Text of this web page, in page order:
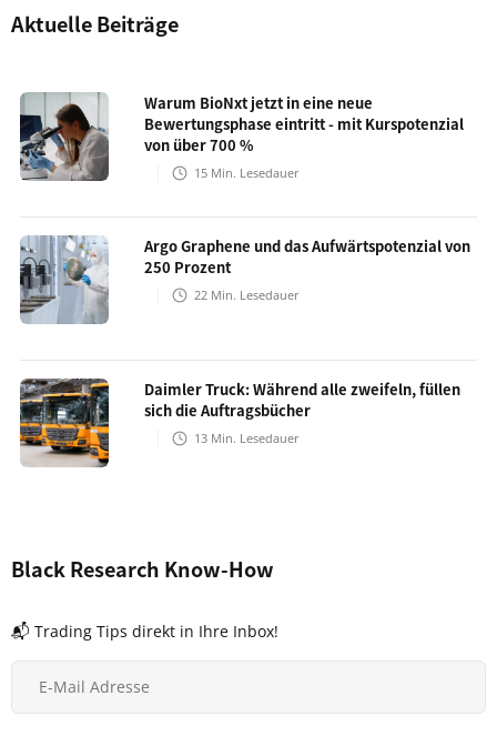
Aktuelle Beiträge
Warum BioNxt jetzt in eine neue
Bewertungsphase eintritt - mit Kurspotenzial
von über 700 %
15 Min. Lesedauer
Argo Graphene und das Aufwärtspotenzial von
250 Prozent
22 Min. Lesedauer
Daimler Truck: Während alle zweifeln, füllen
sich die Auftragsbücher
13 Min. Lesedauer
Black Research Know-How
📬 Trading Tips direkt in Ihre Inbox!